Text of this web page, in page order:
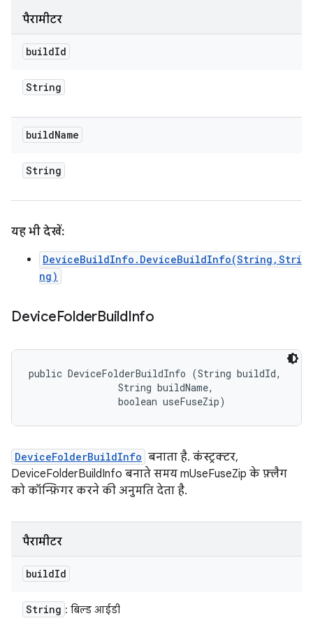
पैरामीटर
buildId
String
buildName
String
यह भी देखें:
DeviceBuildInfo.DeviceBuildInfo(String,Stri
ng)
DeviceFolderBuildInfo
public DeviceFolderBuildInfo (String buildId,
                String buildName,
                boolean useFuseZip)
DeviceFolderBuildInfo बनाता है. कंस्ट्रक्टर,
DeviceFolderBuildInfo बनाते समय mUseFuseZip के फ़्लैग
को कॉन्फ़िगर करने की अनुमति देता है.
पैरामीटर
buildId
String : बिल्ड आईडी